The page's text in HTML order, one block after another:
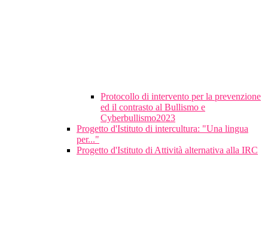
Protocollo di intervento per la prevenzione
ed il contrasto al Bullismo e
Cyberbullismo2023
Progetto d'Istituto di intercultura: "Una lingua
per..."
Progetto d'Istituto di Attività alternativa alla IRC